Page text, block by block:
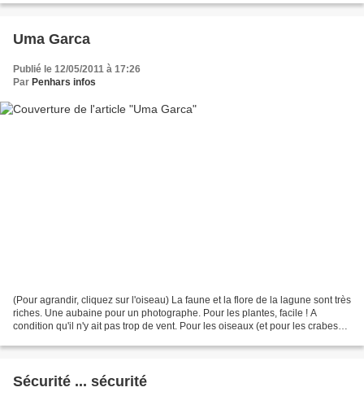
Uma Garca
Publié le 12/05/2011 à 17:26
Par Penhars infos
(Pour agrandir, cliquez sur l'oiseau) La faune et la flore de la lagune sont très
riches. Une aubaine pour un photographe. Pour les plantes, facile ! A
condition qu'il n'y ait pas trop de vent. Pour les oiseaux (et pour les crabes
Sécurité ... sécurité